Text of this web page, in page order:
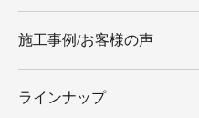
施工事例/お客様の声
ラインナップ